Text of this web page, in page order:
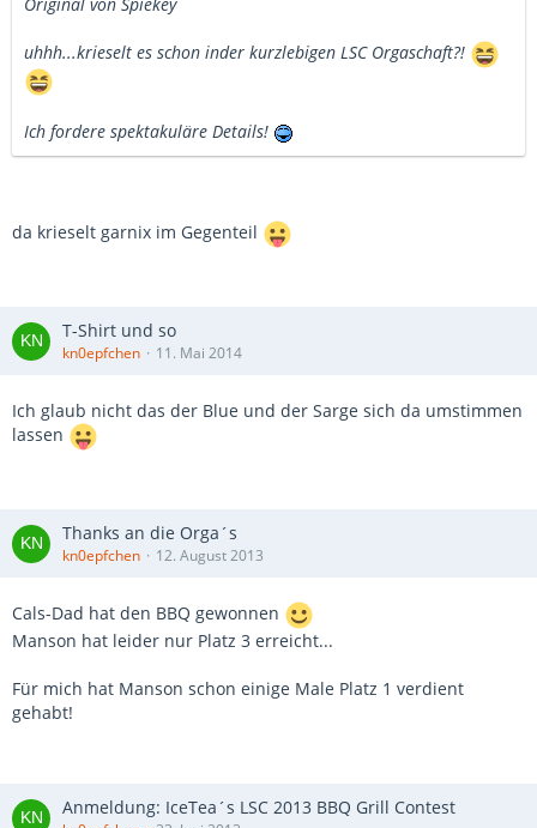
uhhh...krieselt es schon inder kurzlebigen LSC Orgaschaft?!
Ich fordere spektakuläre Details!
da krieselt garnix im Gegenteil
T-Shirt und so
kn0epfchen 11. Mai 2014
Ich glaub nicht das der Blue und der Sarge sich da umstimmen
lassen
Thanks an die Orga´s
kn0epfchen 12. August 2013
Cals-Dad hat den BBQ gewonnen
Manson hat leider nur Platz 3 erreicht...
Für mich hat Manson schon einige Male Platz 1 verdient
gehabt!
Anmeldung: IceTea´s LSC 2013 BBQ Grill Contest